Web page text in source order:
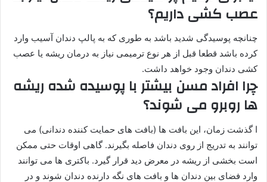
عصب کشی داریم؟
چنانچه پوسیدگی شدید باشد به طوری که به پالپ دندان آسیب وارد
کرده باشد قطعا قبل از هر نوع ترمیمی نیاز به درمان ریشه یا عصب
کشی دندان وجود خواهد داشت.
چرا افراد مسن بیشتر با پوسیده شده ریشه
ها روبرو می شوند؟
ا گذشت زمان، این بافت ها (بافت های حمایت کننده دندانی) می
توانند به تدریج از روی دندان فاصله بگیرند. گاهی اوقات حتی ممکن
است بخشی از ریشه در معرض دید قرار گیرد. باکتری ها می توانند
وارد فضای بین دندان ها و بافت های نگه دارنده دندان شوند و در